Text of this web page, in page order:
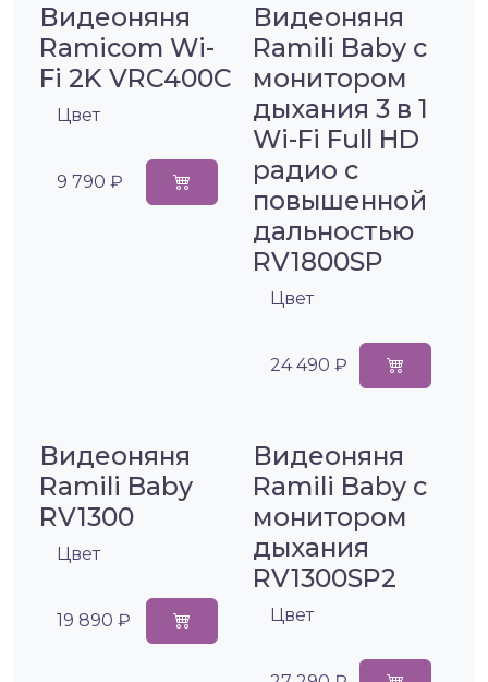
Видеоняня
Ramicom Wi-
Fi 2K VRC400C
Цвет
9 790 ₽
Видеоняня
Ramili Baby с
монитором
дыхания 3 в 1
Wi-Fi Full HD
радио с
повышенной
дальностью
RV1800SP
Цвет
24 490 ₽
Видеоняня
Ramili Baby
RV1300
Цвет
19 890 ₽
Видеоняня
Ramili Baby с
монитором
дыхания
RV1300SP2
Цвет